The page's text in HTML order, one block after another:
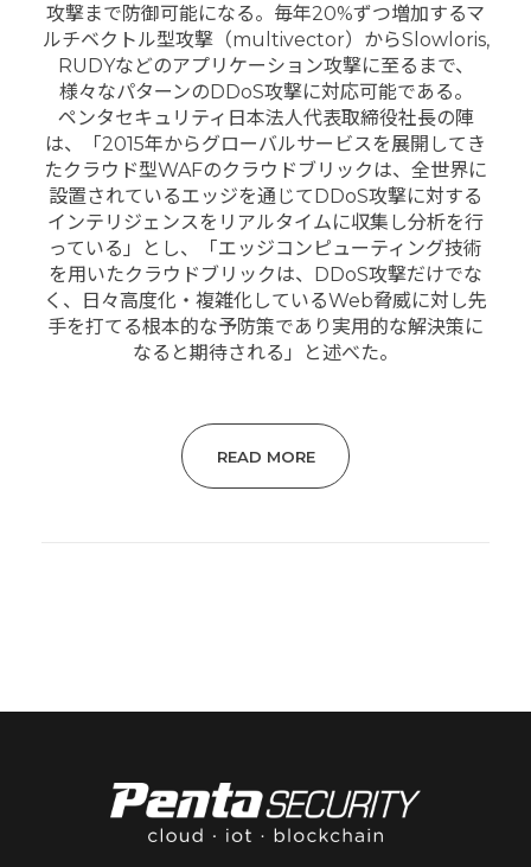
攻撃まで防御可能になる。毎年20%ずつ増加するマ
ルチベクトル型攻撃（multivector）からSlowloris,
RUDYなどのアプリケーション攻撃に至るまで、
様々なパターンのDDoS攻撃に対応可能である。
ペンタセキュリティ日本法人代表取締役社長の陣
は、「2015年からグローバルサービスを展開してき
たクラウド型WAFのクラウドブリックは、全世界に
設置されているエッジを通じてDDoS攻撃に対する
インテリジェンスをリアルタイムに収集し分析を行
っている」とし、「エッジコンピューティング技術
を用いたクラウドブリックは、DDoS攻撃だけでな
く、日々高度化・複雑化しているWeb脅威に対し先
手を打てる根本的な予防策であり実用的な解決策に
なると期待される」と述べた。
READ MORE